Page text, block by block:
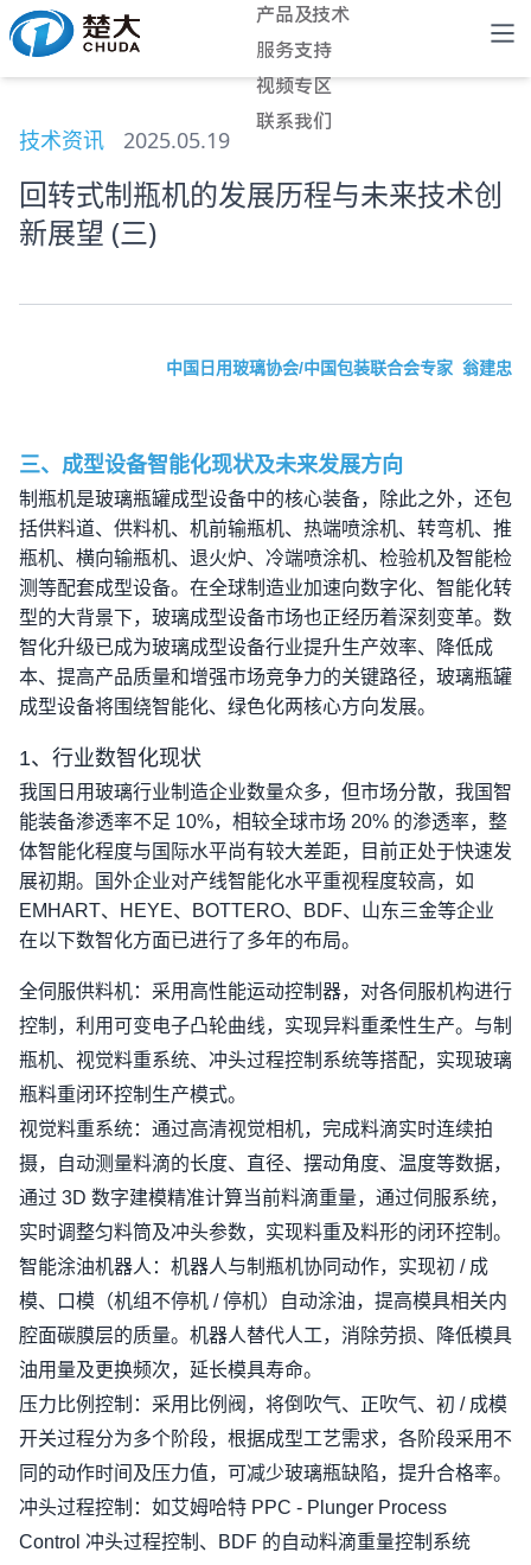
产品及技术
服务支持
视频专区
联系我们
回转式制瓶机的发展历程与未来技术创
新展望 (三)
技术资讯 2025.05.19
中国日用玻璃协会/中国包装联合会专家 翁建忠
三、成型设备智能化现状及未来发展方向
制瓶机是玻璃瓶罐成型设备中的核心装备，除此之外，还包
括供料道、供料机、机前输瓶机、热端喷涂机、转弯机、推
瓶机、横向输瓶机、退火炉、冷端喷涂机、检验机及智能检
测等配套成型设备。在全球制造业加速向数字化、智能化转
型的大背景下，玻璃成型设备市场也正经历着深刻变革。数
智化升级已成为玻璃成型设备行业提升生产效率、降低成
本、提高产品质量和增强市场竞争力的关键路径，玻璃瓶罐
成型设备将围绕智能化、绿色化两核心方向发展。
1、行业数智化现状
我国日用玻璃行业制造企业数量众多，但市场分散，我国智
能装备渗透率不足 10%，相较全球市场 20% 的渗透率，整
体智能化程度与国际水平尚有较大差距，目前正处于快速发
展初期。国外企业对产线智能化水平重视程度较高，如
EMHART、 HEYE、 BOTTERO、 BDF、山东三金等企业
在以下数智化方面已进行了多年的布局。
全伺服供料机：采用高性能运动控制器，对各伺服机构进行
控制，利用可变电子凸轮曲线，实现异料重柔性生产。与制
瓶机、视觉料重系统、冲头过程控制系统等搭配，实现玻璃
瓶料重闭环控制生产模式。
视觉料重系统：通过高清视觉相机，完成料滴实时连续拍
摄，自动测量料滴的长度、直径、摆动角度、温度等数据，
通过 3D 数字建模精准计算当前料滴重量，通过伺服系统，
实时调整匀料筒及冲头参数，实现料重及料形的闭环控制。
智能涂油机器人：机器人与制瓶机协同动作，实现初 / 成
模、口模（机组不停机 /停机）自动涂油，提高模具相关内
腔面碳膜层的质量。机器人替代人工，消除劳损、降低模具
油用量及更换频次，延长模具寿命。
压力比例控制：采用比例阀，将倒吹气、正吹气、初 / 成模
开关过程分为多个阶段，根据成型工艺需求，各阶段采用不
同的动作时间及压力值，可减少玻璃瓶缺陷，提升合格率。
冲头过程控制：如艾姆哈特 PPC - Plunger Process
Control 冲头过程控制、 BDF 的自动料滴重量控制系统